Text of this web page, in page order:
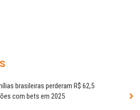
brasileiras perderam R$ 62,5
com bets em 2025